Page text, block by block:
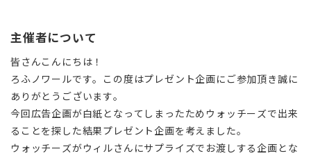
主催者について
皆さんこんにちは！
ろふノワールです。この度はプレゼント企画にご参加頂き誠に
ありがとうございます。
今回広告企画が白紙となってしまったためウォッチーズで出来
ることを探した結果プレゼント企画を考えました。
ウォッチーズがウィルさんにサプライズでお渡しする企画とな